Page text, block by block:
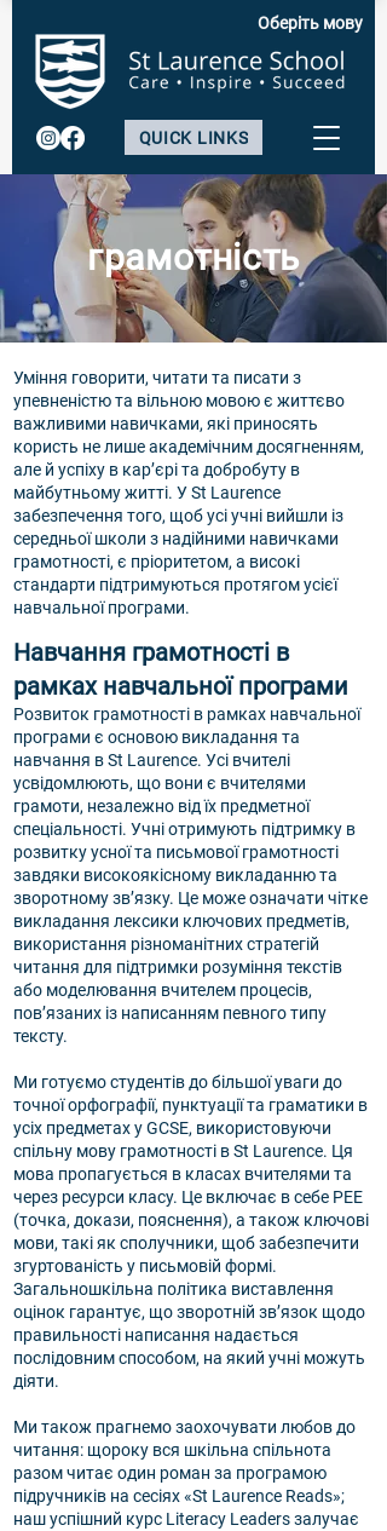
QUICK LINKS
Оберіть мову
грамотність
Уміння говорити, читати та писати з
упевненістю та вільною мовою є життєво
важливими навичками, які приносять
користь не лише академічним досягненням,
але й успіху в кар’єрі та добробуту в
майбутньому житті. У St Laurence
забезпечення того, щоб усі учні вийшли із
середньої школи з надійними навичками
грамотності, є пріоритетом, а високі
стандарти підтримуються протягом усієї
навчальної програми.
Навчання грамотності в
рамках навчальної програми
Розвиток грамотності в рамках навчальної
програми є основою викладання та
навчання в St Laurence. Усі вчителі
усвідомлюють, що вони є вчителями
грамоти, незалежно від їх предметної
спеціальності. Учні отримують підтримку в
розвитку усної та письмової грамотності
завдяки високоякісному викладанню та
зворотному зв’язку. Це може означати чітке
викладання лексики ключових предметів,
використання різноманітних стратегій
читання для підтримки розуміння текстів
або моделювання вчителем процесів,
пов’язаних із написанням певного типу
тексту.
Ми готуємо студентів до більшої уваги до
точної орфографії, пунктуації та граматики в
усіх предметах у GCSE, використовуючи
спільну мову грамотності в St Laurence. Ця
мова пропагується в класах вчителями та
через ресурси класу. Це включає в себе PEE
(точка, докази, пояснення), а також ключові
мови, такі як сполучники, щоб забезпечити
згуртованість у письмовій формі.
Загальношкільна політика виставлення
оцінок гарантує, що зворотній зв’язок щодо
правильності написання надається
послідовним способом, на який учні можуть
діяти.
Ми також прагнемо заохочувати любов до
читання: щороку вся шкільна спільнота
разом читає один роман за програмою
підручників на сесіях «St Laurence Reads»;
наш успішний курс Literacy Leaders залучає